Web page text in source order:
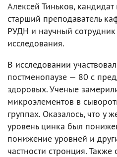
Алексей Тиньков,
старший преподаватель
РУДН и научный
исследования.
В исследовании
постменопаузе — 80 с
здоровых. Ученые
микроэлементов в
группах. Оказалось, что у
уровень цинка был
понижение уровней и
частности стронция.